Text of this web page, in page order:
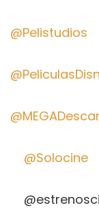
@Pelistudios
@Solocine